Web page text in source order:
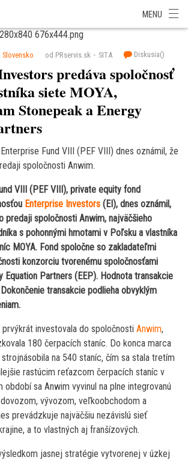
MENU
Slovensko od PRservis.sk SITA Diskusia()
predáva spoločnosť
siete MOYA,
Stonepeak a Energy
Fund VIII (PEF VIII) dnes oznámil, že
spoločnosti Anwim.
VIII (PEF VIII), private equity fond
Enterprise Investors (EI), dnes oznámil,
predaji spoločnosti Anwim, najväčšieho
s pohonnými hmotami v Poľsku a vlastníka
MOYA. Fond spoločne so zakladateľmi
konzorciu tvorenému spoločnosťami
Equation Partners (EEP). Hodnota transakcie
transakcie podlieha obvyklým
investovala do spoločnosti Anwim,
180 čerpacích staníc. Do konca marca
na 540 staníc, čím sa stala tretím
rastúcim reťazcom čerpacích staníc v
období sa Anwim vyvinul na plne integrovanú
vývozom, veľkoobchodom a
prevádzkuje najväčšiu nezávislú sieť
a to vlastných aj franšízových.
jasnej stratégie vytvorenej v úzkej